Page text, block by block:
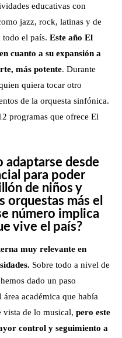
educativas con
jazz, rock, latinas y de
el país. Este año El
cuanto a su expansión a
más potente. Durante
quiera tocar otro
de la orquesta sinfónica.
programas que ofrece El
adaptarse desde
para poder
de niños y
orquestas más el
número implica
vive el país?
muy relevante en
Sobre todo a nivel de
dado un paso
académica que había
vista de lo musical, pero este
control y seguimiento a